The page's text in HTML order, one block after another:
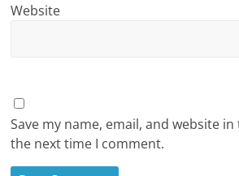
Website
Save my name, email, and website
the next time I comment.